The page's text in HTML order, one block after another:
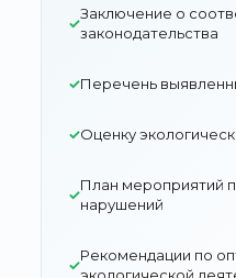
Заключение о
законодательства
Перечень
Оценку
План мероприятий
нарушений
Рекомендации по